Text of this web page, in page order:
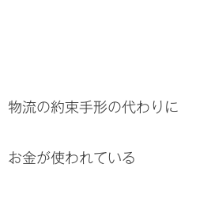
物流の約束手形の代わりに
お金が使われている